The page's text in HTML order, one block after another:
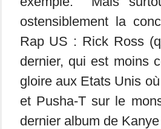
ostensiblement la
Rap US : Rick Ross
dernier, qui est moins
gloire aux Etats Unis
et Pusha-T sur le
dernier album de